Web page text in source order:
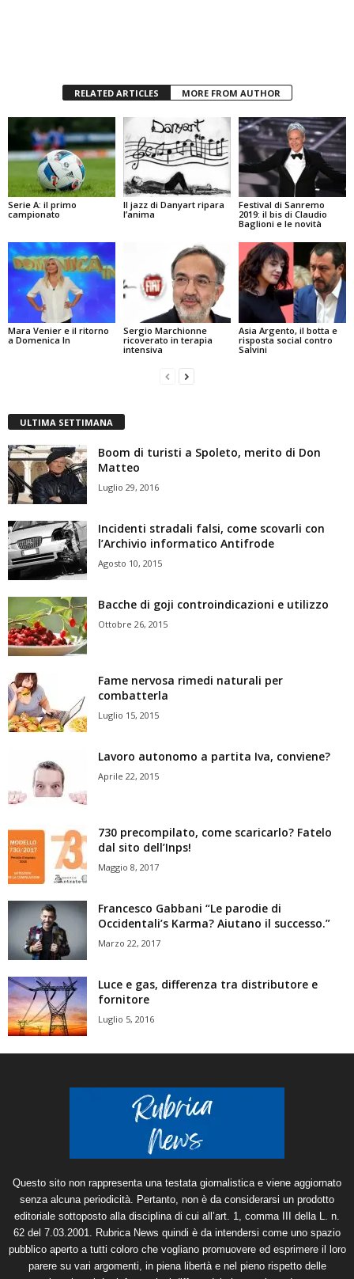
RELATED ARTICLES MORE FROM AUTHOR
Serie A: il primo
campionato
Il jazz di Danyart ripara
l’anima
Festival di Sanremo
2019: il bis di Claudio
Baglioni e le novità
Mara Venier e il ritorno
a Domenica In
Sergio Marchionne
ricoverato in terapia
intensiva
Asia Argento, il botta e
risposta social contro
Salvini
ULTIMA SETTIMANA
Boom di turisti a Spoleto, merito di Don
Matteo
Luglio 29, 2016
Incidenti stradali falsi, come scovarli con
l’Archivio informatico Antifrode
Agosto 10, 2015
Bacche di goji controindicazioni e utilizzo
Ottobre 26, 2015
Fame nervosa rimedi naturali per
combatterla
Luglio 15, 2015
Lavoro autonomo a partita Iva, conviene?
Aprile 22, 2015
730 precompilato, come scaricarlo? Fatelo
dal sito dell’Inps!
Maggio 8, 2017
Francesco Gabbani “Le parodie di
Occidentali’s Karma? Aiutano il successo.”
Marzo 22, 2017
Luce e gas, differenza tra distributore e
fornitore
Luglio 5, 2016
Questo sito non rappresenta una testata giornalistica e viene aggiornato
senza alcuna periodicità. Pertanto, non è da considerarsi un prodotto
editoriale sottoposto alla disciplina di cui all’art. 1, comma III della L. n.
62 del 7.03.2001. Rubrica News quindi è da intendersi come uno spazio
pubblico aperto a tutti coloro che vogliano promuovere ed esprimere il loro
parere su vari argomenti, in piena libertà e nel pieno rispetto delle